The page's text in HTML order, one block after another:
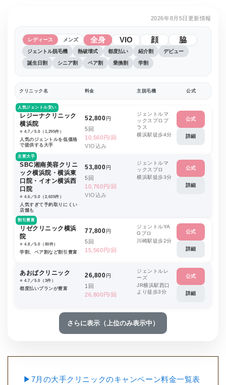
2026年8月5日更新情報
レディース メンズ 全身 VIO 顔 脇
ジェントル脱毛機 熱破壊式 都度払い 紹介割 デビュー
誕生日割 シニア割 ペア割 乗換割 学割
クリニック名 料金 主脱毛機 公式
人気ジェントル安い
レジーナクリニック
横浜院
⭐️ 4.7／5.0（1,295件）
人気のジェントルを低価格
で提供する大手
52,800円
5回
10,560円/回
VIO込み
ジェントルマ
ックスプロプ
ラス
横浜駅徒歩4分
公式
詳細
主要大手
SBC湘南美容クリニ
ック横浜院・横浜東
口院・イオン横浜西
口院
⭐️ 4.6／5.0（2,635件）
人気すぎて予約取りにくい
店舗も
53,800円
5回
10,760円/回
VIO込み
ジェントルマ
ックスプロ
横浜駅徒歩3分
公式
詳細
割引豊富
リゼクリニック横浜
院
⭐️ 4.8／5.0（80件）
学割、ペア割など割引豊富
77,800円
5回
15,560円/回
ジェントルYA
Gプロ
川崎駅徒歩2分
公式
詳細
あおばクリニック
⭐️ 4.7／5.0（3件）
都度払いプランが豊富
26,800円
1回
26,800円/回
ジェントルレ
ーズ
JR横浜駅西口
より徒歩3分
公式
詳細
さらに表示（上位のみ表示中）
▶7月の大手クリニックのキャンペーン料金一覧表